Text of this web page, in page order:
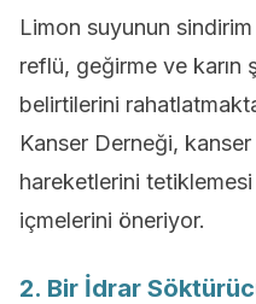
Limon suyunun sindirim
reflü, geğirme ve karın
belirtilerini
Kanser Derneği, kanser
hareketlerini tetiklemesi
içmelerini öneriyor.
2. Bir İdrar